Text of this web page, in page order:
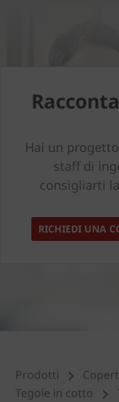
Hai un
staff di
consigliarti
RICHIEDI UNA
Prodotti
Tegole in cotto